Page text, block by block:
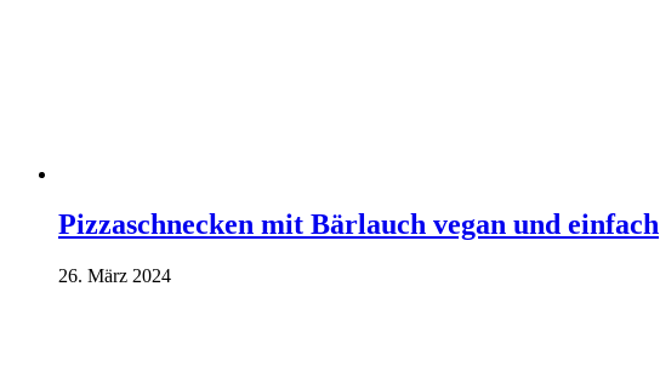
Pizzaschnecken mit Bärlauch vegan und einfach
26. März 2024